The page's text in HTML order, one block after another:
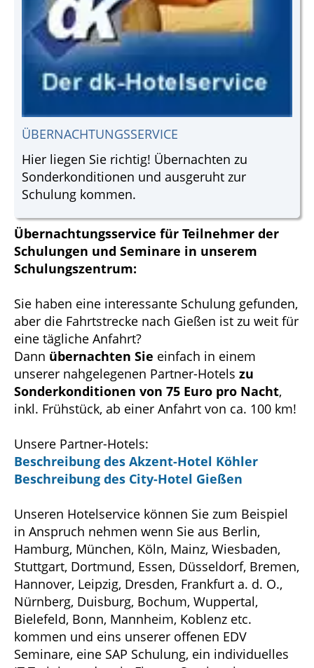
ÜBERNACHTUNGSSERVICE
Hier liegen Sie richtig! Übernachten zu
Sonderkonditionen und ausgeruht zur
Schulung kommen.
Übernachtungsservice für Teilnehmer der
Schulungen und Seminare in unserem
Schulungszentrum:
Sie haben eine interessante Schulung gefunden,
aber die Fahrtstrecke nach Gießen ist zu weit für
eine tägliche Anfahrt?
Dann übernachten Sie einfach in einem
unserer nahgelegenen Partner-Hotels zu
Sonderkonditionen von 75 Euro pro Nacht,
inkl. Frühstück, ab einer Anfahrt von ca. 100 km!
Unsere Partner-Hotels:
Beschreibung des Akzent-Hotel Köhler
Beschreibung des City-Hotel Gießen
Unseren Hotelservice können Sie zum Beispiel
in Anspruch nehmen wenn Sie aus Berlin,
Hamburg, München, Köln, Mainz, Wiesbaden,
Stuttgart, Dortmund, Essen, Düsseldorf, Bremen,
Hannover, Leipzig, Dresden, Frankfurt a. d. O.,
Nürnberg, Duisburg, Bochum, Wuppertal,
Bielefeld, Bonn, Mannheim, Koblenz etc.
kommen und eins unserer offenen EDV
Seminare, eine SAP Schulung, ein individuelles